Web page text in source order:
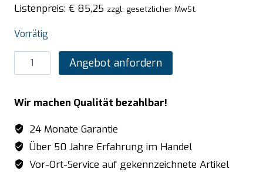
Listenpreis: € 85,25 zzgl. gesetzlicher MwSt.
Vorrätig
SARO
Alu-
mit
Kunstoffrosten
475x1682mm
Menge
Angebot anfordern
Wir machen Qualität bezahlbar!
24 Monate Garantie
Über 50 Jahre Erfahrung im Handel
Vor-Ort-Service auf gekennzeichnete Artikel